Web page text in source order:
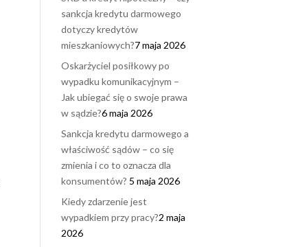
sankcja kredytu darmowego
dotyczy kredytów
mieszkaniowych?7 maja 2026
Oskarżyciel posiłkowy po
wypadku komunikacyjnym –
Jak ubiegać się o swoje prawa
w sądzie?6 maja 2026
Sankcja kredytu darmowego a
właściwość sądów – co się
zmienia i co to oznacza dla
konsumentów? 5 maja 2026
Kiedy zdarzenie jest
wypadkiem przy pracy?2 maja
2026